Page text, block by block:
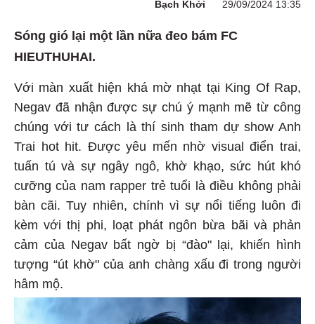
Bạch Khởi 29/09/2024 13:35
Sóng gió lại một lần nữa đeo bám FC
HIEUTHUHAI.
Với màn xuất hiện khá mờ nhạt tại King Of Rap,
Negav đã nhận được sự chú ý mạnh mẽ từ công
chúng với tư cách là thí sinh tham dự show Anh
Trai hot hit. Được yêu mến nhờ visual điển trai,
tuấn tú và sự ngây ngô, khờ khạo, sức hút khó
cưỡng của nam rapper trẻ tuổi là điều không phải
bàn cãi. Tuy nhiên, chính vì sự nổi tiếng luôn đi
kèm với thị phi, loạt phát ngôn bừa bãi và phản
cảm của Negav bất ngờ bị “đào" lại, khiến hình
tượng “út khờ" của anh chàng xấu đi trong người
hâm mộ.